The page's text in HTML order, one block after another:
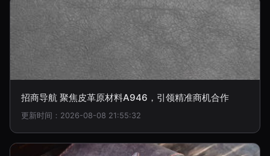
招商导航 聚焦皮革原材料A946，引领精准商机合作
更新时间：2026-08-08 21:55:32